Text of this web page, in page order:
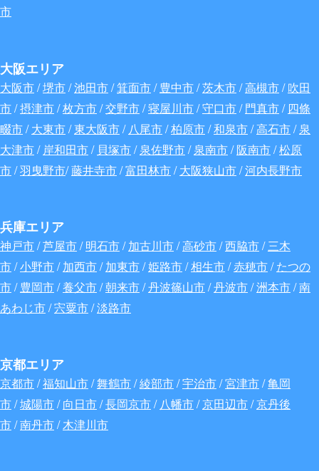
市
大阪エリア
大阪市/堺市/池田市/箕面市/豊中市/茨木市/高槻市/吹田
市/摂津市/枚方市/交野市/寝屋川市/守口市/門真市/ 四條
畷市/大東市/東大阪市/ 八尾市/柏原市/和泉市/高石市/泉
大津市/ 岸和田市/ 貝塚市/泉佐野市/泉南市/阪南市/松原
市/羽曳野市/藤井寺市/富田林市/大阪狭山市/河内長野市
兵庫エリア
神戸市/芦屋市/明石市/加古川市/高砂市/西脇市/三木
市/小野市/加西市/加東市/姫路市/相生市/赤穂市/たつの
市/豊岡市/養父市/朝来市/丹波篠山市/丹波市/洲本市/南
あわじ市/宍粟市/淡路市
京都エリア
京都市/福知山市/舞鶴市/綾部市/宇治市/宮津市/亀岡
市/城陽市/向日市/長岡京市/ 八幡市/京田辺市/京丹後
市/南丹市/木津川市